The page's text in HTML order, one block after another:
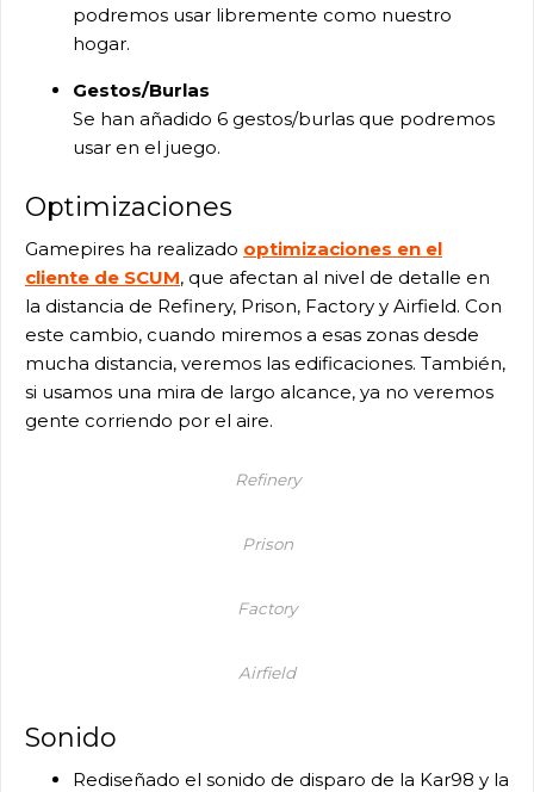
podremos usar libremente como nuestro
hogar.
Gestos/Burlas
Se han añadido 6 gestos/burlas que podremos
usar en el juego.
Optimizaciones
Gamepires ha realizado optimizaciones en el
cliente de SCUM, que afectan al nivel de detalle en
la distancia de Refinery, Prison, Factory y Airfield. Con
este cambio, cuando miremos a esas zonas desde
mucha distancia, veremos las edificaciones. También,
si usamos una mira de largo alcance, ya no veremos
gente corriendo por el aire.
Refinery
Prison
Factory
Airfield
Sonido
Rediseñado el sonido de disparo de la Kar98 y la